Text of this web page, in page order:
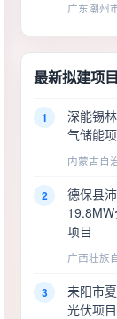
广东潮州
最新拟建项目
1
深能锡
气储能
内蒙古自
2
德保县
项目
广西壮族
3
耒阳市
光伏项目